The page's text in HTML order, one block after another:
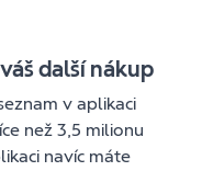
další nákup
v aplikaci
než 3,5 milionu
navíc máte